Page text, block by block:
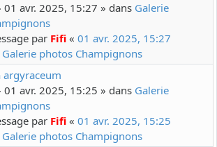
01 avr. 2025, 15:27 » dans Galerie
par Fifi « 01 avr. 2025, 15:27
Galerie photos Champignons
argyraceum
01 avr. 2025, 15:25 » dans Galerie
par Fifi « 01 avr. 2025, 15:25
Galerie photos Champignons